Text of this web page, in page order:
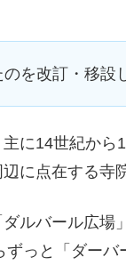
を改訂・移設
に14世紀から
に点在する寺
ルバール広場
っと「ダー